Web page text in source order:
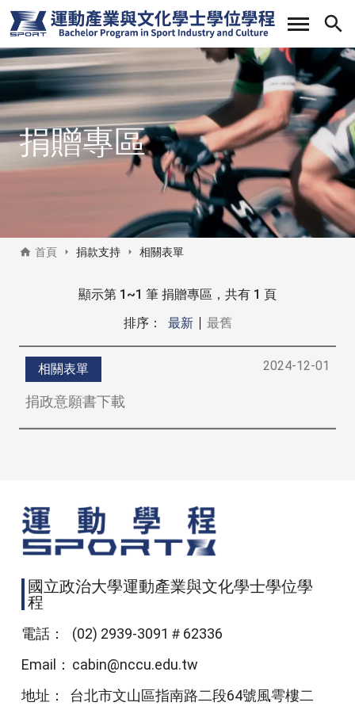
移
至
主
內
容
捐贈專區
首頁 捐款支持 相關表單
捐贈專區側邊
顯示第 1~1 筆 捐贈專區，共有 1 頁
排序：
最舊
最新
相關表單 2024-12-01
捐政意願書下載
國立政治大學運動產業與文化學士學位學
程
電話：
(02) 2939-3091＃62336
Email： cabin@nccu.edu.tw
地址：
台北市文山區指南路二段64號風雩樓二